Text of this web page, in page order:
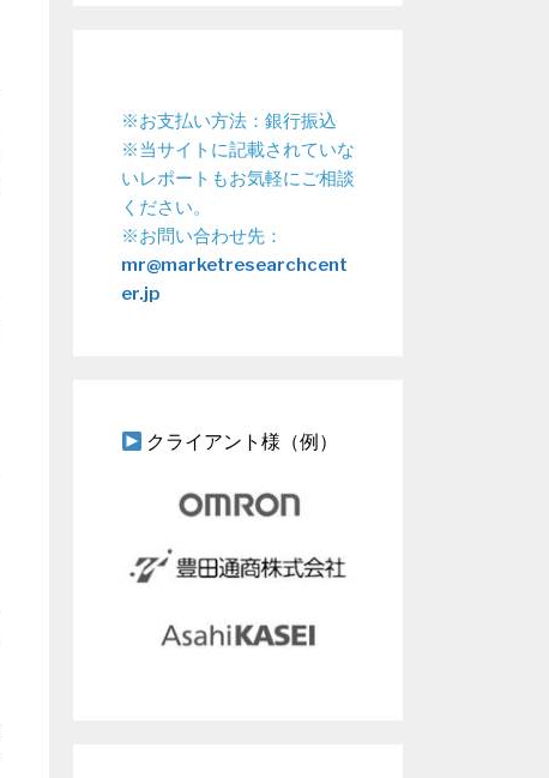
※お支払い方法：銀行振込
※当サイトに記載されていな
いレポートもお気軽にご相談
ください。
※お問い合わせ先：
mr@marketresearchcent
er.jp
クライアント様（例）